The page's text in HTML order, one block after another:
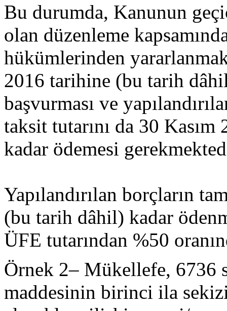
Bu durumda, Kanunun
olan düzenleme
hükümlerinden
2016 tarihine (bu tarih
başvurması ve
taksit tutarını da 30
kadar ödemesi
Yapılandırılan borçların
(bu tarih dâhil) kadar
ÜFE tutarından %50
Örnek 2– Mükellefe, 6736
maddesinin birinci ila